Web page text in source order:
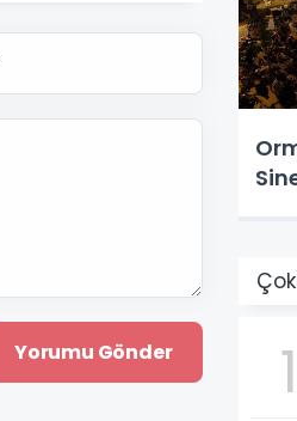
1